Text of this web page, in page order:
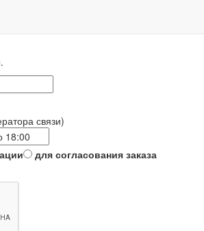
связи)
для согласования заказа